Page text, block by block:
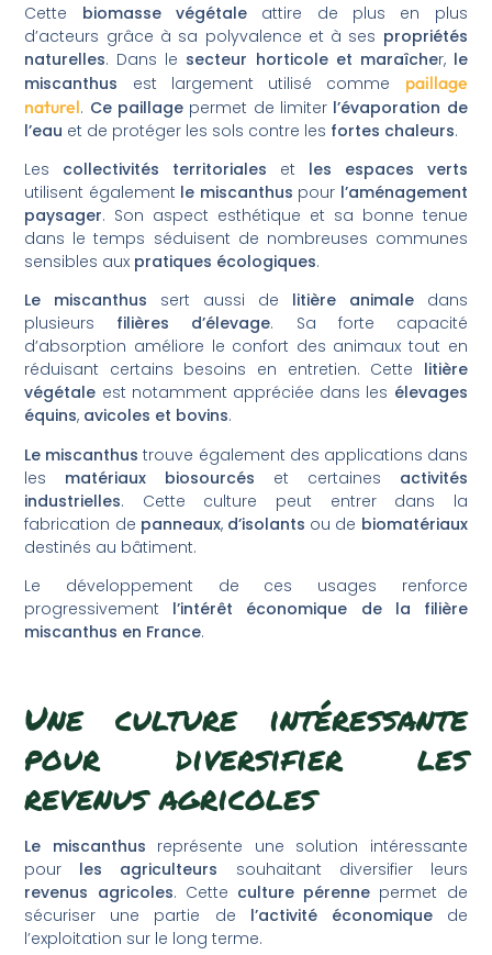
Cette biomasse végétale attire de plus en plus
d’acteurs grâce à sa polyvalence et à ses propriétés
naturelles. Dans le secteur horticole et maraîcher, le
miscanthus est largement utilisé comme paillage
naturel. Ce paillage permet de limiter l’évaporation de
l’eau et de protéger les sols contre les fortes chaleurs.
Les collectivités territoriales et les espaces verts
utilisent également le miscanthus pour l’aménagement
paysager. Son aspect esthétique et sa bonne tenue
dans le temps séduisent de nombreuses communes
sensibles aux pratiques écologiques.
Le miscanthus sert aussi de litière animaledans
plusieurs filières d’élevage. Sa forte capacité
d’absorption améliore le confort des animaux tout en
réduisant certains besoins en entretien. Cette litière
végétale est notamment appréciée dans les élevages
équins, avicoles et bovins.
Le miscanthus trouve également des applications dans
les matériaux biosourcés et certaines activités
industrielles. Cette culture peut entrer dans la
fabrication de panneaux, d’isolants ou de biomatériaux
destinés au bâtiment.
Le développement de ces usages renforce
progressivement l’intérêt économique de la filière
miscanthus en France.
Une culture intéressante
pour diversifier les
revenus agricoles
Le miscanthus représente une solution intéressante
pour les agriculteurs souhaitant diversifier leurs
revenus agricoles. Cette culture pérenne permet de
sécuriser une partie de l’activité économiquede
l’exploitation sur le long terme.